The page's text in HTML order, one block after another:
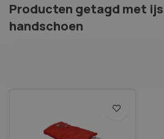
Producten getagd met
handschoen